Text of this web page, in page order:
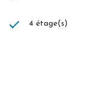
4 étage(s)